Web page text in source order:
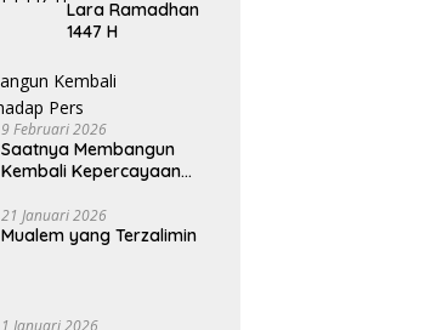
Lara Ramadhan
1447 H
9 Februari 2026
Saatnya Membangun
Kembali Kepercayaan
21 Januari 2026
Mualem yang Terzalimin
1 Januari 2026